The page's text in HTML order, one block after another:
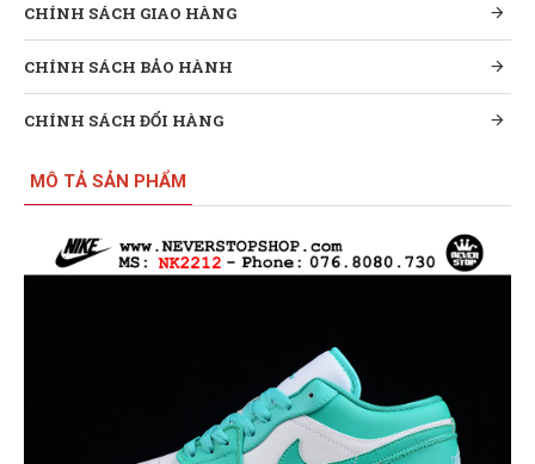
CHÍNH SÁCH GIAO HÀNG
CHÍNH SÁCH BẢO HÀNH
CHÍNH SÁCH ĐỔI HÀNG
MÔ TẢ SẢN PHẨM